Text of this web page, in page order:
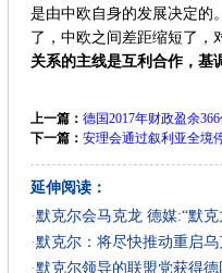
是由中欧自身的发展决定的
了，中欧之间差距缩短了，
关系的主线是互利合作，基
上一篇： 德国2017年财政盈余
下一篇： 安理会通过叙利亚全境
延伸阅读：
·默克尔会马克龙 德媒:“默
·默克尔：将尽快推动重启
·默克尔领导的联盟党获得